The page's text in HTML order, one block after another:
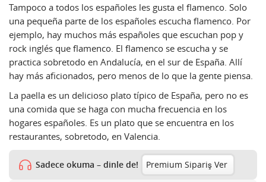
Tampoco a todos los españoles les gusta el flamenco. Solo
una pequeña parte de los españoles escucha flamenco. Por
ejemplo, hay muchos más españoles que escuchan pop y
rock inglés que flamenco. El flamenco se escucha y se
practica sobretodo en Andalucía, en el sur de España. Allí
hay más aficionados, pero menos de lo que la gente piensa.
La paella es un delicioso plato típico de España, pero no es
una comida que se haga con mucha frecuencia en los
hogares españoles. Es un plato que se encuentra en los
restaurantes, sobretodo, en Valencia.
Sadece okuma – dinle de! Premium Sipariş Ver